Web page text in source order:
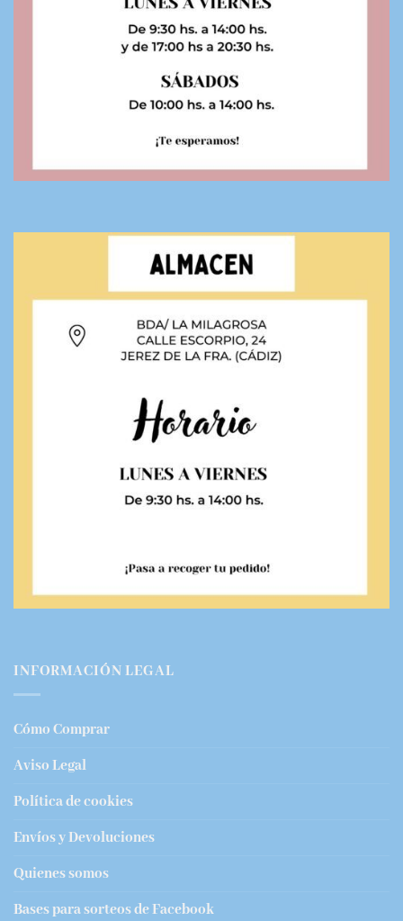
INFORMACIÓN LEGAL
Cómo Comprar
Aviso Legal
Política de cookies
Envíos y Devoluciones
Quienes somos
Bases para sorteos de Facebook